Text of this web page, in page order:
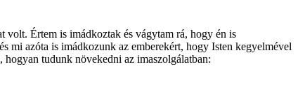
volt. Értem is imádkoztak és vágytam rá, hogy én is
mi azóta is imádkozunk az emberekért, hogy Isten kegyelmével
tudunk növekedni az imaszolgálatban: